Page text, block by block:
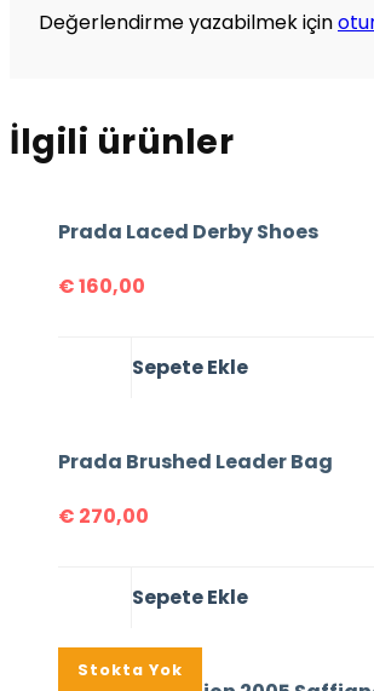
Değerlendirme yazabilmek için
İlgili ürünler
Prada Laced Derby Shoes
€160,00
Sepete Ekle
Prada Brushed Leader Bag
€ 270,00
Sepete Ekle
%16
Stokta Yok